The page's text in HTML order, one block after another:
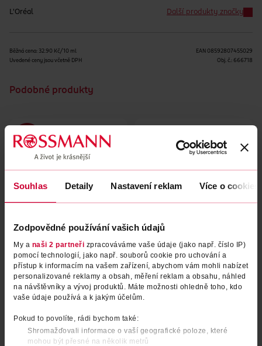
Souhlas Detaily Nastavení reklam Více o cookies
Zodpovědné používání vašich údajů
My a naši 2 partneři zpracováváme vaše údaje (jako např. číslo IP)
pomocí technologií, jako např. souborů cookie pro uchování a
přístup k informacím na vašem zařízení, abychom vám mohli nabízet
personalizované reklamy a obsah, měření reklam a obsahu, náhled
na návštěvníky a vývoj produktů. Máte možnosti ohledně toho, kdo
vaše údaje používá a k jakým účelům.
Pokud to povolíte, rádi bychom také:
Shromažďovali informace o vaší geografické poloze, které
mohou být přesné na několik metrů
L'Oréal Další produkty značky
Běžná cena: 32.90 Kč/10 ml
Uvedené ceny jsou včetně DPH
EAN 08592807455029
Obj. č.: 666718
Podobné produkty
Pleťový krém denní a noční
Duopack Revitalift Laser X3
489 Kč
DO KOŠÍKU
Krém na obličej, duopack Age
Specialist 55+
Obj. č.: 624435